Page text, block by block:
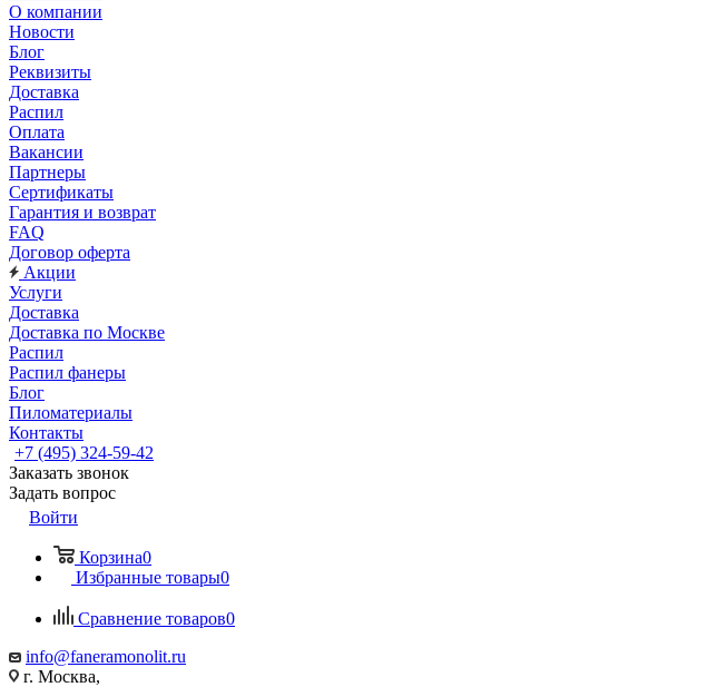
О компании
Новости
Блог
Реквизиты
Доставка
Распил
Оплата
Вакансии
Партнеры
Сертификаты
Гарантия и возврат
FAQ
Договор оферта
Акции
Услуги
Доставка
Доставка по Москве
Распил
Распил фанеры
Блог
Пиломатериалы
Контакты
+7 (495) 324-59-42
Заказать звонок
Задать вопрос
Войти
Корзина0
Избранные товары0
Сравнение товаров0
info@faneramonolit.ru
г. Москва,